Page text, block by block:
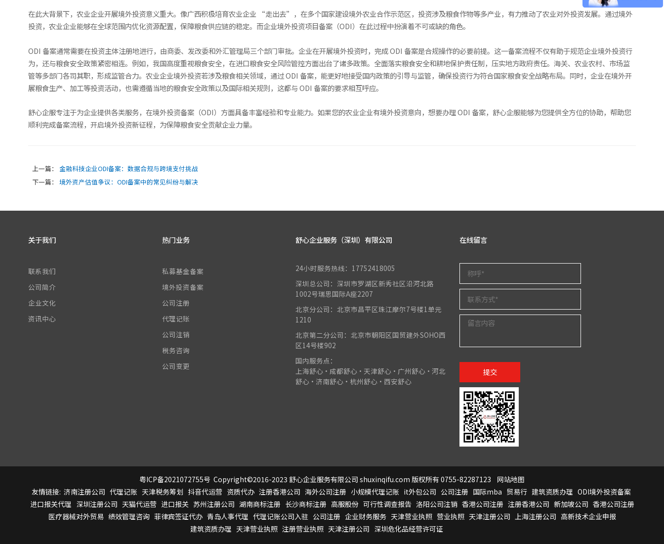
在此大背景下，农业企业开展境外投资意义重大。像广西积极培育农业企业 “走出去”，在多个国家建设境外农业合作示范区，投资涉及粮食作物等多产业，有力推动了农业对外投资发展。通过境外
投资，农业企业能够在全球范围内优化资源配置，保障粮食供应链的稳定。而企业境外投资项目备案（ODI）在此过程中扮演着不可或缺的角色。
ODI 备案通常需要在投资主体注册地进行，由商委、发改委和外汇管理局三个部门审批。企业在开展境外投资时，完成 ODI 备案是合规操作的必要前提。这一备案流程不仅有助于规范企业境外投资行
为，还与粮食安全政策紧密相连。例如，我国高度重视粮食安全，在进口粮食安全风险管控方面出台了诸多政策。全面落实粮食安全和耕地保护责任制，压实地方政府责任。海关、农业农村、市场监
管等多部门各司其职，形成监管合力。农业企业境外投资若涉及粮食相关领域，通过 ODI 备案，能更好地接受国内政策的引导与监管，确保投资行为符合国家粮食安全战略布局。同时，企业在境外开
展粮食生产、加工等投资活动，也需遵循当地的粮食安全政策以及国际相关规则，这都与 ODI 备案的要求相互呼应。
舒心企服专注于为企业提供各类服务，在境外投资备案（ODI）方面具备丰富经验和专业能力。如果您的农业企业有境外投资意向，想要办理 ODI 备案，舒心企服能够为您提供全方位的协助，帮助您
顺利完成备案流程，开启境外投资新征程，为保障粮食安全贡献企业力量。
上一篇：
金融科技企业ODI备案：数据合规与跨境支付挑战
下一篇：
境外资产估值争议：ODI备案中的常见纠纷与解决
关于我们
联系我们
公司简介
企业文化
资讯中心
热门业务
私募基金备案
境外投资备案
公司注册
代理记账
公司注销
税务咨询
公司变更
舒心企业服务（深圳）有限公司
24小时服务热线：17752418005
深圳总公司：深圳市罗湖区新秀社区沿河北路
1002号瑞思国际A座2207
北京分公司：北京市昌平区珠江摩尔7号楼1单元
1210
北京第二分公司：北京市朝阳区国贸建外SOHO西
区14号楼902
国内服务点：
上海舒心•成都舒心•天津舒心•广州舒心•河北
舒心•济南舒心•杭州舒心•西安舒心
在线留言
提交
粤ICP备2021072755号 Copyright©2016-2023 舒心企业服务有限公司 shuxinqifu.com 版权所有 0755-82287123
网站地图
友情链接: 济南注册公司 代理记账 天津税务筹划 抖音代运营 资质代办 注册香港公司 海外公司注册 小规模代理记账 it外包公司 公司注册 国际mba 贸易行 建筑资质办理 ODI境外投资备案
进口报关代理 深圳注册公司 天猫代运营 进口报关 苏州注册公司 湖南商标注册 长沙商标注册 高服股份 可行性调查报告 洛阳公司注销 香港公司注册 注册香港公司 新加坡公司 香港公司注册
医疗器械对外贸易 绩效管理咨询 菲律宾签证代办 青岛人事代理 代理记账公司入驻 公司注册 企业财务服务 天津营业执照 营业执照 天津注册公司 上海注册公司 高新技术企业申报
建筑资质办理 天津营业执照 注册营业执照 天津注册公司 深圳危化品经营许可证